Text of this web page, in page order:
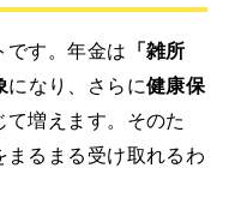
です。年金は 「雑所
になり、さらに健康保
増えます。そのた
るまる受け取れるわ